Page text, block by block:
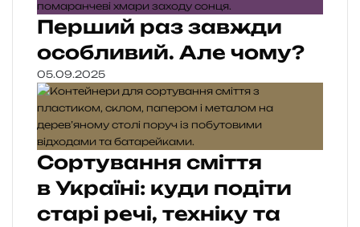
Перший раз завжди
особливий. Але чому?
05.09.2025
Сортування сміття
в Україні: куди подіти
старі речі, техніку та